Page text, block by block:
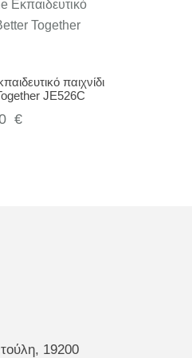
παιχνίδι
JE526C
€
19200